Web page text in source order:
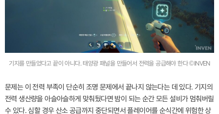
기지를 만들었다고 끝이 아니다. 태양광 패널을 만들어서 전력을 공급해야 한다 ©INVEN
문제는 이 전력 부족이 단순히 조명 문제에서 끝나지 않는다는 데 있다. 기지의
전력 생산량을 아슬아슬하게 맞춰뒀다면 밤이 되는 순간 모든 설비가 멈춰버릴
수 있다. 심할 경우 산소 공급까지 중단되면서 플레이어를 순식간에 위험한 상